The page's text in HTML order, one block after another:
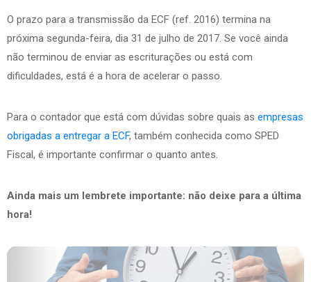
O prazo para a transmissão da ECF (ref. 2016) termina na
próxima segunda-feira, dia 31 de julho de 2017. Se você ainda
não terminou de enviar as escriturações ou está com
dificuldades, está é a hora de acelerar o passo.
Para o contador que está com dúvidas sobre quais as empresas
obrigadas a entregar a ECF, também conhecida como SPED
Fiscal, é importante confirmar o quanto antes.
Ainda mais um lembrete importante: não deixe para a última
hora!